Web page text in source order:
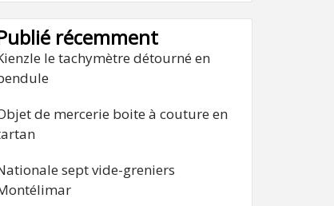
récemment
le tachymètre détourné en
de mercerie boite à couture en
sept vide-greniers